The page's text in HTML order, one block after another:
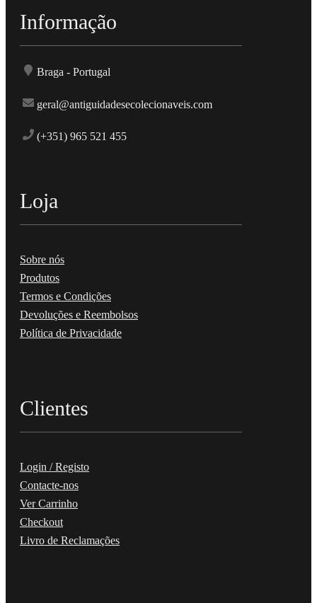
Informação
Braga - Portugal
geral@antiguidadesecolecionaveis.com
(+351) 965 521 455
Loja
Sobre nós
Produtos
Termos e Condições
Devoluções e Reembolsos
Política de Privacidade
Clientes
Login / Registo
Contacte-nos
Ver Carrinho
Checkout
Livro de Reclamações